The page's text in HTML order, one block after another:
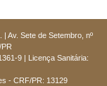
Av. Sete de Setembro, nº
9 | Licença Sanitária:
- CRF/PR: 13129